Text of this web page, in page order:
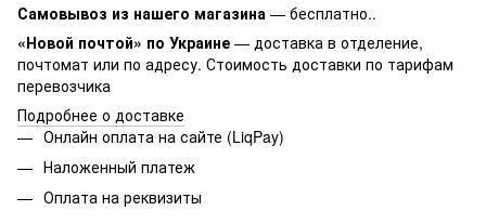
Самовывоз из нашего магазина — бесплатно..
«Новой почтой» по Украине — доставка в отделение,
почтомат или по адресу. Стоимость доставки по тарифам
перевозчика
Подробнее о доставке
Онлайн оплата на сайте (LiqPay)
Наложенный платеж
Оплата на реквизиты